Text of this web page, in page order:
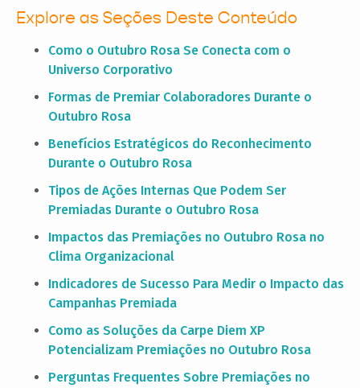
Explore as Seções Deste Conteúdo
Como o Outubro Rosa Se Conecta com o
Universo Corporativo
Formas de Premiar Colaboradores Durante o
Outubro Rosa
Benefícios Estratégicos do Reconhecimento
Durante o Outubro Rosa
Tipos de Ações Internas Que Podem Ser
Premiadas Durante o Outubro Rosa
Impactos das Premiações no Outubro Rosa no
Clima Organizacional
Indicadores de Sucesso Para Medir o Impacto das
Campanhas Premiada
Como as Soluções da Carpe Diem XP
Potencializam Premiações no Outubro Rosa
Perguntas Frequentes Sobre Premiações no